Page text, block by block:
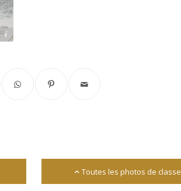
Toutes les photos de classe